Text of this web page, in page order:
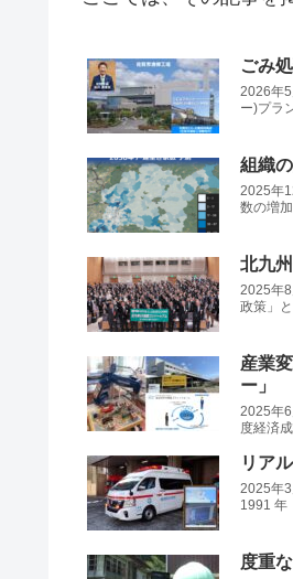
ごみ
2026年
ー)プラ
組織
2025年
数の増
北九
2025年
政策」
産業
ー」
2025年
度経済
リア
2025年
1991 年
度重